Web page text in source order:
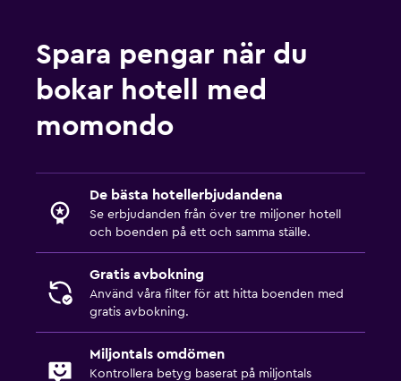
Spara pengar när du
bokar hotell med
momondo
De bästa hotellerbjudandena
Se erbjudanden från över tre miljoner hotell
och boenden på ett och samma ställe.
Gratis avbokning
Använd våra filter för att hitta boenden med
gratis avbokning.
Miljontals omdömen
Kontrollera betyg baserat på miljontals